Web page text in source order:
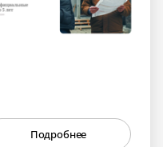
Подробнее